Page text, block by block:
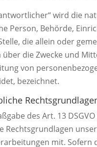
wird die
Person, Behörde,
die allein oder
über die Zwecke und
von
bezeichnet.
des Art. 13
Rechtsgrundlagen
mit. Sofern